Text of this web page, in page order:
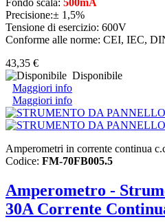
Precisione:± 1,5%
Tensione di esercizio: 600V
Conforme alle norme: CEI, IEC,
43,35 €
Disponibile
Maggiori info
Maggiori info
Amperometri in corrente continua
Codice: FM-70FB005.5
Amperometro -
30A Corrente